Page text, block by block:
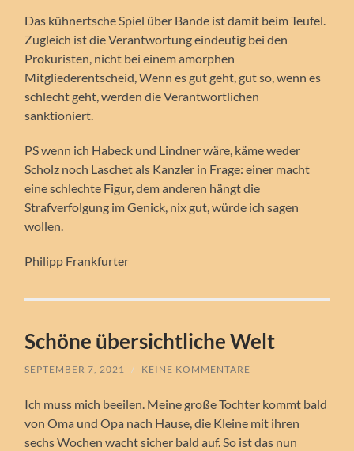
Das kühnertsche Spiel über Bande ist damit beim Teufel.
Zugleich ist die Verantwortung eindeutig bei den
Prokuristen, nicht bei einem amorphen
Mitgliederentscheid, Wenn es gut geht, gut so, wenn es
schlecht geht, werden die Verantwortlichen
sanktioniert.
PS wenn ich Habeck und Lindner wäre, käme weder
Scholz noch Laschet als Kanzler in Frage: einer macht
eine schlechte Figur, dem anderen hängt die
Strafverfolgung im Genick, nix gut, würde ich sagen
wollen.
Philipp Frankfurter
Schöne übersichtliche Welt
SEPTEMBER 7, 2021 / KEINE KOMMENTARE
Ich muss mich beeilen. Meine große Tochter kommt bald
von Oma und Opa nach Hause, die Kleine mit ihren
sechs Wochen wacht sicher bald auf. So ist das nun